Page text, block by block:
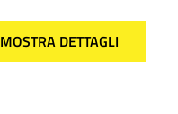
MOSTRA DETTAGLI